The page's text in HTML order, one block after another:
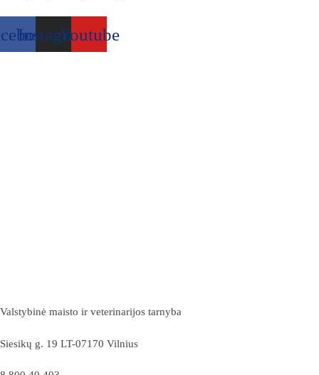
InstagramYoutube
Valstybinė maisto ir veterinarijos tarnyba
Siesikų g. 19 LT-07170 Vilnius